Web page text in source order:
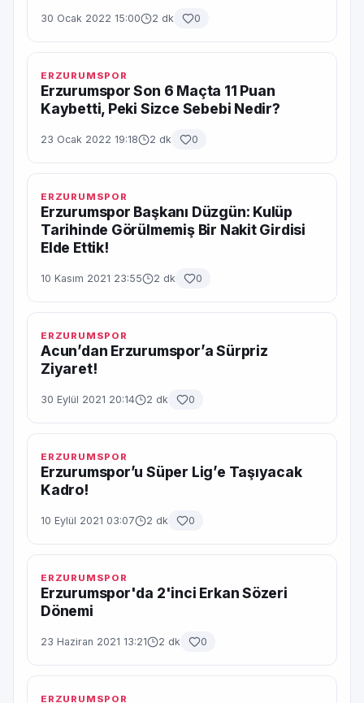
30 Ocak 2022 15:00 2 dk 0
ERZURUMSPOR
Erzurumspor Son 6 Maçta 11 Puan
Kaybetti, Peki Sizce Sebebi Nedir?
23 Ocak 2022 19:18 2 dk 0
ERZURUMSPOR
Erzurumspor Başkanı Düzgün: Kulüp
Tarihinde Görülmemiş Bir Nakit Girdisi
Elde Ettik!
10 Kasım 2021 23:55 2 dk 0
ERZURUMSPOR
Acun’dan Erzurumspor’a Sürpriz
Ziyaret!
30 Eylül 2021 20:14 2 dk 0
ERZURUMSPOR
Erzurumspor’u Süper Lig’e Taşıyacak
Kadro!
10 Eylül 2021 03:07 2 dk 0
ERZURUMSPOR
Erzurumspor'da 2'inci Erkan Sözeri
Dönemi
23 Haziran 2021 13:21 2 dk 0
ERZURUMSPOR